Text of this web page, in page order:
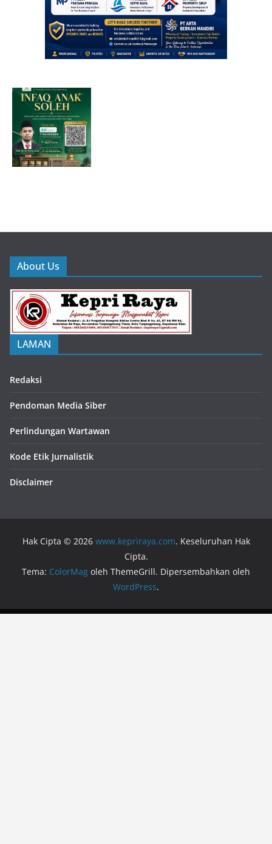
About Us
LAMAN
Redaksi
Pendoman Media Siber
Perlindungan Wartawan
Kode Etik Jurnalistik
Disclaimer
Hak Cipta © 2026 www.kepriraya.com. Keseluruhan Hak
Cipta.
Tema: ColorMag oleh ThemeGrill. Dipersembahkan oleh
WordPress.